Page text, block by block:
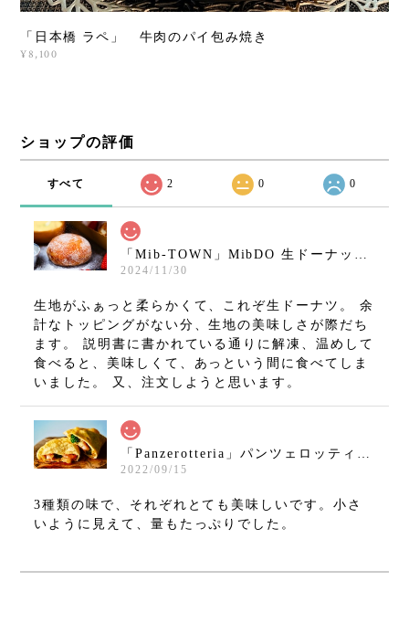
「日本橋 ラペ」 牛肉のパイ包み焼き
¥8,100
ショップの評価
すべて 2 0 0
2024/11/30
生地がふぁっと柔らかくて、これぞ生ドーナツ。 余
計なトッピングがない分、生地の美味しさが際だち
ます。 説明書に書かれている通りに解凍、温めして
食べると、美味しくて、あっという間に食べてしま
いました。 又、注文しようと思います。
2022/09/15
3種類の味で、それぞれとても美味しいです。小さ
いように見えて、量もたっぷりでした。